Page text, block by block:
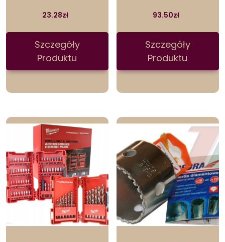
23.28zł
Szczegóły
Produktu
93.50zł
Szczegóły
Produktu